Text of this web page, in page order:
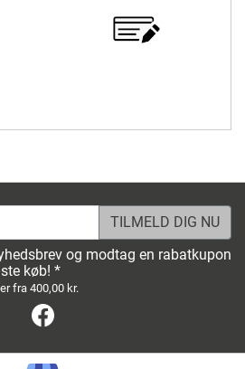
og modtag en rabatkupon
køb! *
fra 400,00 kr.